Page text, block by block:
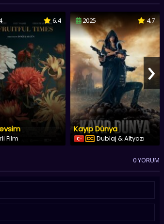
6.4
Film
2025 4.7
Kayıp Dünya
Dublaj & Altyazı
›
0 YORUM